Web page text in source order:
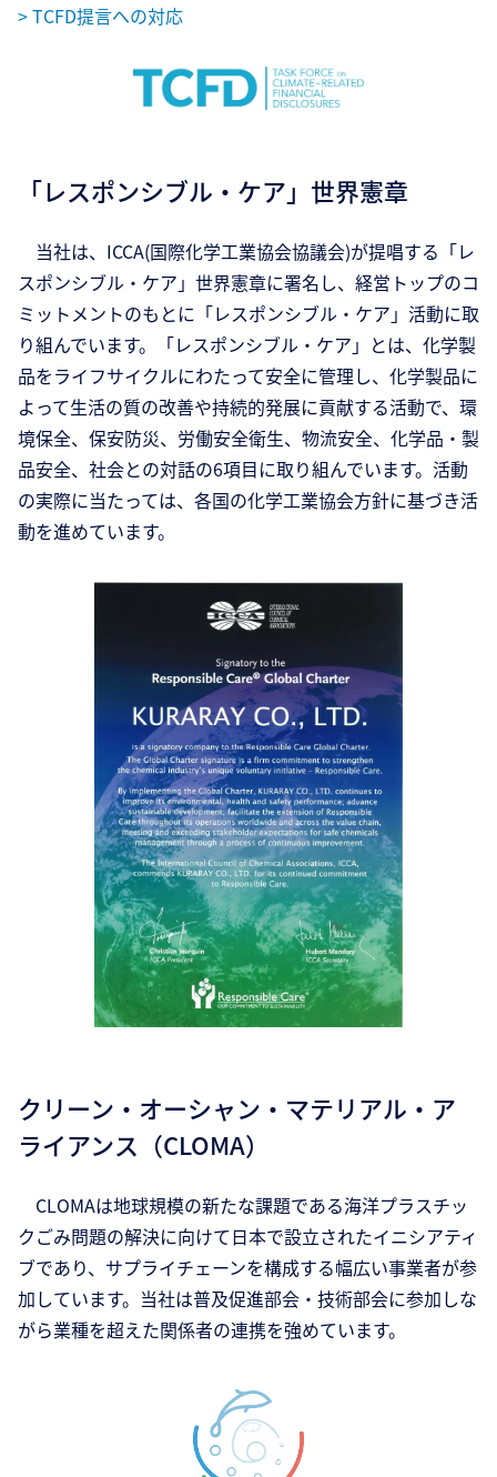
> TCFD提言への対応
「レスポンシブル・ケア」世界憲章
当社は、ICCA(国際化学工業協会協議会)が提唱する「レ
スポンシブル・ケア」世界憲章に署名し、経営トップのコ
ミットメントのもとに「レスポンシブル・ケア」活動に取
り組んでいます。「レスポンシブル・ケア」とは、化学製
品をライフサイクルにわたって安全に管理し、化学製品に
よって生活の質の改善や持続的発展に貢献する活動で、環
境保全、保安防災、労働安全衛生、物流安全、化学品・製
品安全、社会との対話の6項目に取り組んでいます。活動
の実際に当たっては、各国の化学工業協会方針に基づき活
動を進めています。
クリーン・オーシャン・マテリアル・ア
ライアンス（CLOMA）
CLOMAは地球規模の新たな課題である海洋プラスチッ
クごみ問題の解決に向けて日本で設立されたイニシアティ
ブであり、サプライチェーンを構成する幅広い事業者が参
加しています。当社は普及促進部会・技術部会に参加しな
がら業種を超えた関係者の連携を強めています。